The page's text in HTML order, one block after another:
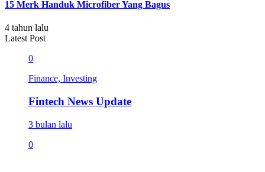
15 Merk Handuk Microfiber Yang Bagus
4 tahun lalu
Latest Post
0
Finance, Investing
Fintech News Update
3 bulan lalu
0